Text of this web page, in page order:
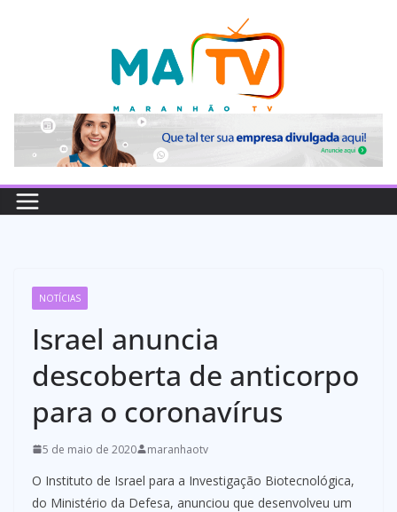
NOTÍCIAS
Israel anuncia
descoberta de anticorpo
para o coronavírus
5 de maio de 2020 maranhaotv
O Instituto de Israel para a Investigação Biotecnológica,
do Ministério da Defesa, anunciou que desenvolveu um